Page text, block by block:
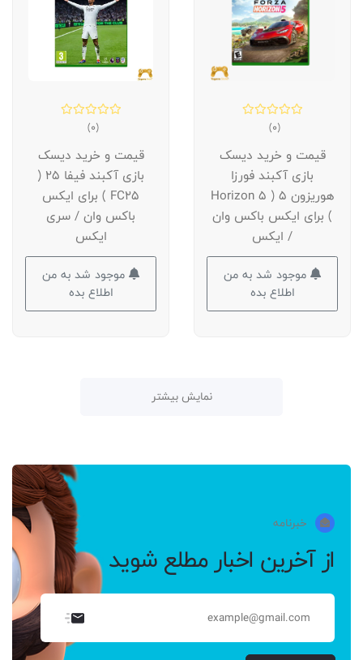
(0)
قیمت و خرید دیسک
بازی آکبند فورزا
هوریزون 5 ( Horizon 5
) برای ایکس باکس وان
/ ایکس
موجود شد به من
اطلاع بده
(0)
قیمت و خرید دیسک
بازی آکبند فیفا 25 (
FC25 ) برای ایکس
باکس وان / سری
ایکس
موجود شد به من
اطلاع بده
نمایش بیشتر
خبرنامه
از آخرین اخبار مطلع شوید